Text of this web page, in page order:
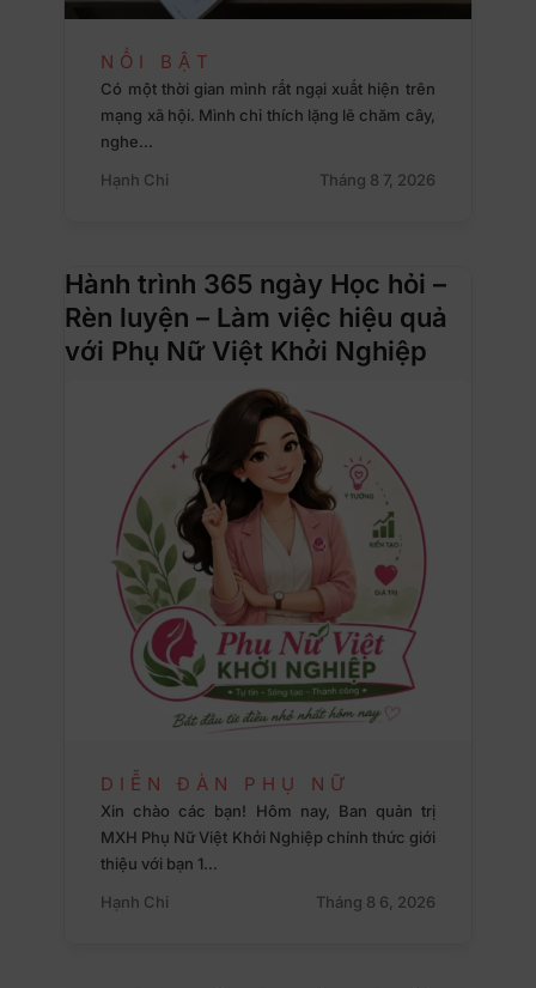
NỔI BẬT
Có một thời gian mình rất ngại xuất hiện trên
mạng xã hội. Mình chỉ thích lặng lẽ chăm cây,
nghe…
Hạnh Chi
Tháng 8 7, 2026
Hành trình 365 ngày Học hỏi –
Rèn luyện – Làm việc hiệu quả
với Phụ Nữ Việt Khởi Nghiệp
DIỄN ĐÀN PHỤ NỮ
Xin chào các bạn! Hôm nay, Ban quản trị
MXH Phụ Nữ Việt Khởi Nghiệp chính thức giới
thiệu với bạn 1…
Hạnh Chi
Tháng 8 6, 2026